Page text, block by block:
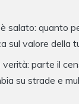
salato: quanto
sul valore della
verità: parte il
su strade e